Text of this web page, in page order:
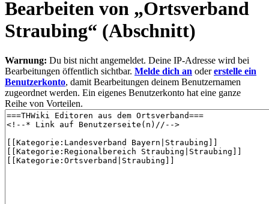
Bearbeiten von „Ortsverband
Straubing“ (Abschnitt)
Warnung: Du bist nicht angemeldet. Deine IP-Adresse wird bei
Bearbeitungen öffentlich sichtbar. Melde dich an odererstelle ein
Benutzerkonto, damit Bearbeitungen deinem Benutzernamen
zugeordnet werden. Ein eigenes Benutzerkonto hat eine ganze
Reihe von Vorteilen.